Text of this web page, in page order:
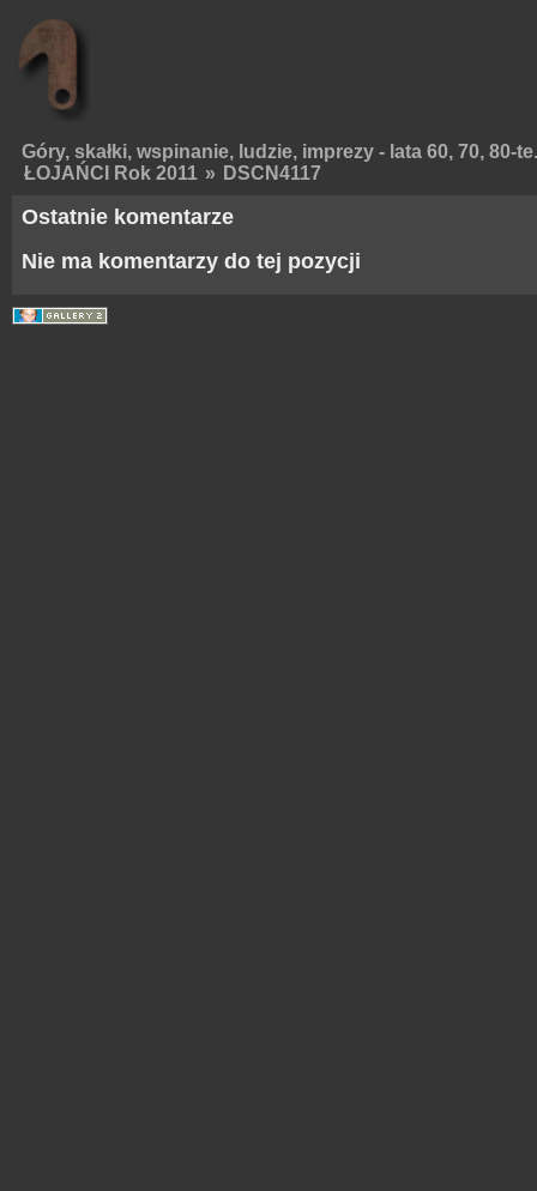
Góry, skałki, wspinanie, ludzie, imprezy - lata 60, 70, 80-te.
ŁOJAŃCI Rok 2011 » DSCN4117
Ostatnie komentarze
Nie ma komentarzy do tej pozycji